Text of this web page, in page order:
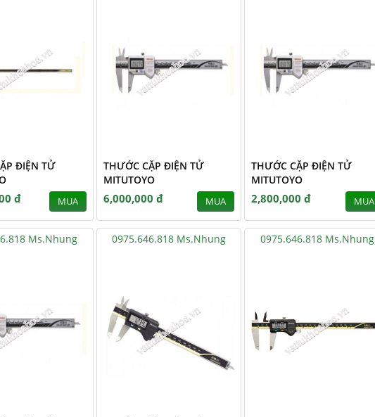
ĐIỆN TỬ
đ MUA
THƯỚC CẶP ĐIỆN TỬ
MITUTOYO
6,000,000 đ MUA
THƯỚC CẶP ĐIỆN TỬ
MITUTOYO
2,800,000 đ MUA
Ms.Nhung 0975.646.818 Ms.Nhung 0975.646.818 Ms.Nhung